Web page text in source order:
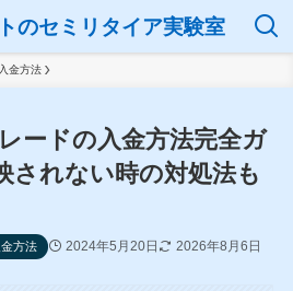
のセミリタイア実験室
入金方法
ードの入金方法完全ガ
されない時の対処法も
金方法 2024年5月20日 2026年8月6日